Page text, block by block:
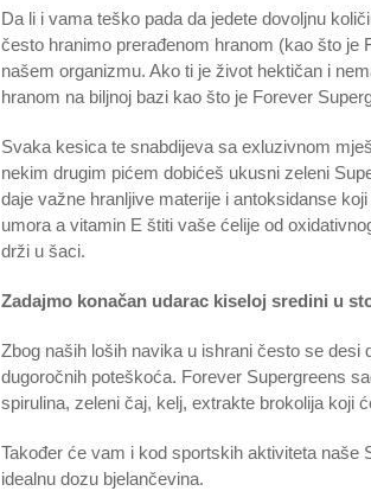
Da li i vama teško pada da jedete dovoljnu
često hranimo prerađenom hranom (kao što je
našem organizmu. Ako ti je život hektičan i
hranom na biljnoj bazi kao što je Forever
Svaka kesica te snabdijeva sa exluzivnom
nekim drugim pićem dobićeš ukusni zeleni
daje važne hranljive materije i antoksidanse
umora a vitamin E štiti vaše ćelije od
drži u šaci.
Zadajmo konačan udarac kiseloj sredini u
Zbog naših loših navika u ishrani često se desi
dugoročnih poteškoća. Forever Supergreens
spirulina, zeleni čaj, kelj, extrakte brokolija koji
Također će vam i kod sportskih aktiviteta naše
idealnu dozu bjelančevina.